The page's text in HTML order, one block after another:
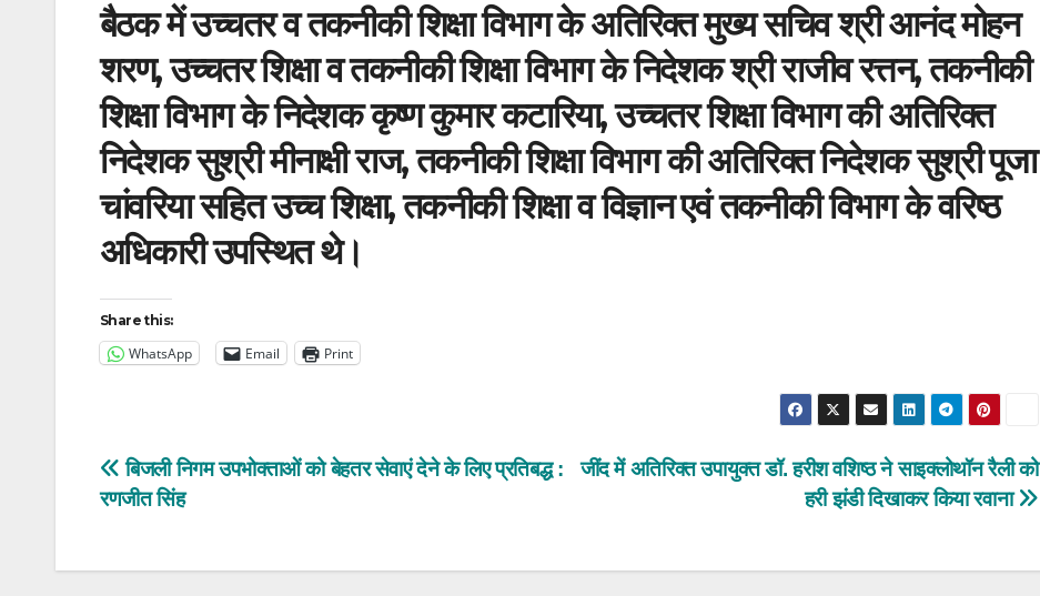
बैठक में उच्चतर व तकनीकी शिक्षा विभाग के अतिरिक्त मुख्य सचिव श्री आनंद मोहन
शरण, उच्चतर शिक्षा व तकनीकी शिक्षा विभाग के निदेशक श्री राजीव रत्तन, तकनीकी
शिक्षा विभाग के निदेशक कृष्ण कुमार कटारिया, उच्चतर शिक्षा विभाग की अतिरिक्त
निदेशक सुश्री मीनाक्षी राज, तकनीकी शिक्षा विभाग की अतिरिक्त निदेशक सुश्री पूजा
चांवरिया सहित उच्च शिक्षा, तकनीकी शिक्षा व विज्ञान एवं तकनीकी विभाग के वरिष्ठ
अधिकारी उपस्थित थे।
Share this:
WhatsApp Email Print
Post
navigation
जींद में अतिरिक्त उपायुक्त डॉ. हरीश वशिष्ठ ने साइक्लोथॉन रैली को
हरी झंडी दिखाकर किया रवाना
बिजली निगम उपभोक्ताओं को बेहतर सेवाएं देने के लिए प्रतिबद्ध :
रणजीत सिंह